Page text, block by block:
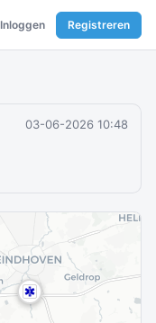
Inloggen Registreren
03-06-2026 10:48